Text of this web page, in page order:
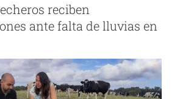
reciben
ante falta de lluvias en